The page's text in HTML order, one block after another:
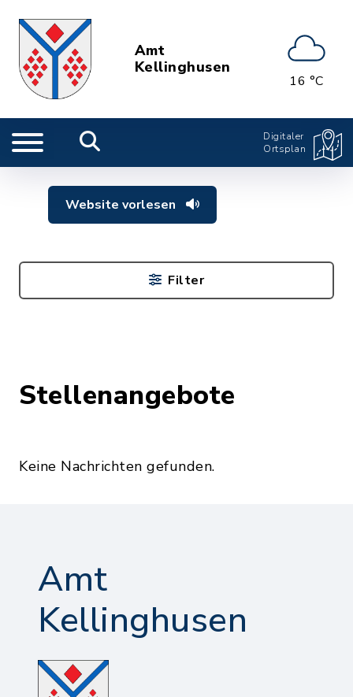
Amt
Kellinghusen
16 °C
Digitaler
Ortsplan
Website vorlesen
Stellenangebote
Keine Nachrichten gefunden.
Filter
Amt
Kellinghusen